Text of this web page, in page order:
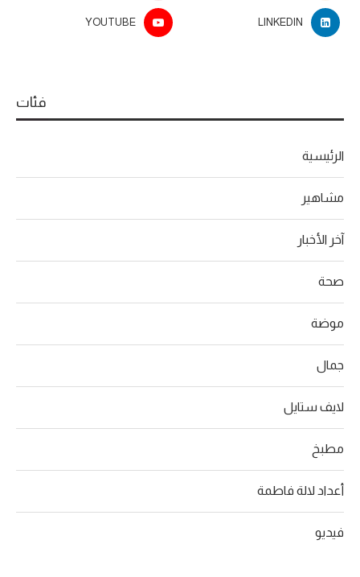
LINKEDIN
YOUTUBE
فئات
الرئيسية
مشاهير
آخر الأخبار
صحة
موضة
جمال
لايف ستايل
مطبخ
أعداد لالة فاطمة
فيديو